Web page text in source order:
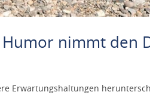
Humor nimmt den
Erwartungshaltungen